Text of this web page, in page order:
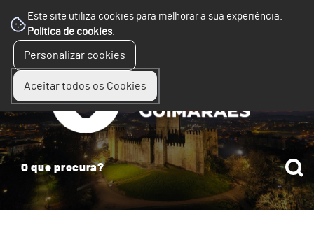
Este site utiliza cookies para melhorar a sua experiência.
Política de cookies.
Personalizar cookies
Aceitar todos os Cookies